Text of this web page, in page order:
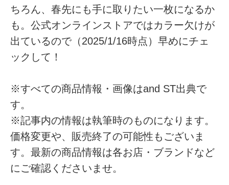
ちろん、春先にも手に取りたい一枚になるか
も。公式オンラインストアではカラー欠けが
出ているので（2025/1/16時点）早めにチェ
ックして！
※すべての商品情報・画像はand ST出典で
す。
※記事内の情報は執筆時のものになります。
価格変更や、販売終了の可能性もございま
す。最新の商品情報は各お店・ブランドなど
にご確認くださいませ。